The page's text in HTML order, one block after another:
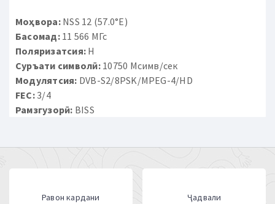
Моҳвора:NSS 12 (57.0°E)
Басомад:11 566 МГс
Поляризатсия: H
Суръати символӣ:10750 Мсимв/сек
Модулятсия: DVB-S2/8PSK/MPEG-4/HD
FEC:3/4
Рамзгузорӣ: BISS
Равон кардани
Ҷадвали